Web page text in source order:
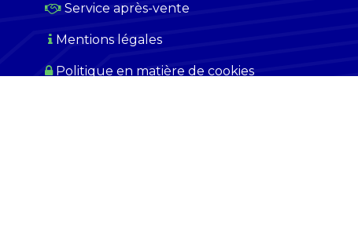
Service après-vente
Mentions légales
Politique en matière de cookies